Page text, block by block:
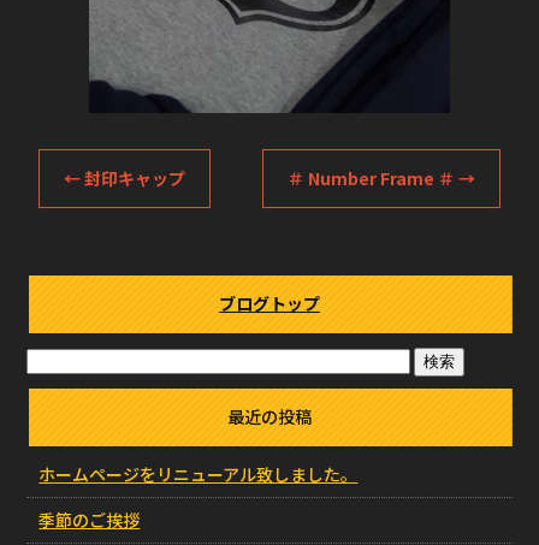
←封印キャップ ＃ Number Frame ＃ →
ブログトップ
最近の投稿
ホームページをリニューアル致しました。
季節のご挨拶